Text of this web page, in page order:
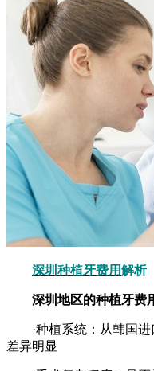
深圳种植牙费用解析
深圳地区的种植牙费用
·种植系统：从韩国进
差异明显